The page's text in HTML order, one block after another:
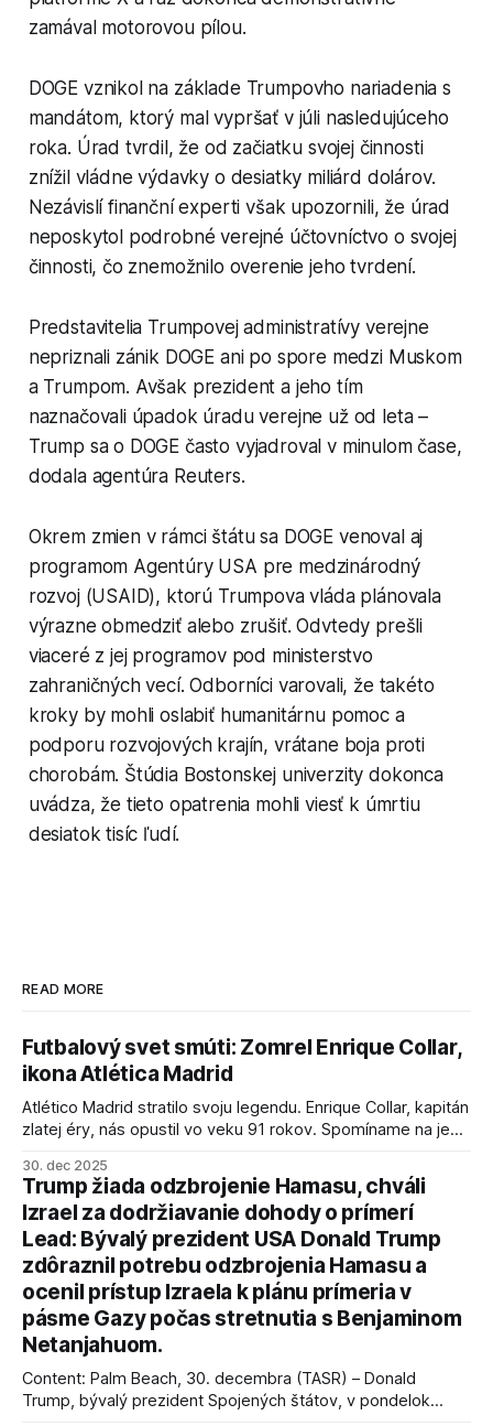
zamával motorovou pílou.
DOGE vznikol na základe Trumpovho nariadenia s
mandátom, ktorý mal vypršať v júli nasledujúceho
roka. Úrad tvrdil, že od začiatku svojej činnosti
znížil vládne výdavky o desiatky miliárd dolárov.
Nezávislí finanční experti však upozornili, že úrad
neposkytol podrobné verejné účtovníctvo o svojej
činnosti, čo znemožnilo overenie jeho tvrdení.
Predstavitelia Trumpovej administratívy verejne
nepriznali zánik DOGE ani po spore medzi Muskom
a Trumpom. Avšak prezident a jeho tím
naznačovali úpadok úradu verejne už od leta –
Trump sa o DOGE často vyjadroval v minulom čase,
dodala agentúra Reuters.
Okrem zmien v rámci štátu sa DOGE venoval aj
programom Agentúry USA pre medzinárodný
rozvoj (USAID), ktorú Trumpova vláda plánovala
výrazne obmedziť alebo zrušiť. Odvtedy prešli
viaceré z jej programov pod ministerstvo
zahraničných vecí. Odborníci varovali, že takéto
kroky by mohli oslabiť humanitárnu pomoc a
podporu rozvojových krajín, vrátane boja proti
chorobám. Štúdia Bostonskej univerzity dokonca
uvádza, že tieto opatrenia mohli viesť k úmrtiu
desiatok tisíc ľudí.
READ MORE
Futbalový svet smúti: Zomrel Enrique Collar,
ikona Atlética Madrid
Atlético Madrid stratilo svoju legendu. Enrique Collar, kapitán
zlatej éry, nás opustil vo veku 91 rokov. Spomíname na jeho
30. dec 2025
Trump žiada odzbrojenie Hamasu, chváli
Izrael za dodržiavanie dohody o prímerí
Lead: Bývalý prezident USA Donald Trump
zdôraznil potrebu odzbrojenia Hamasu a
ocenil prístup Izraela k plánu prímeria v
pásme Gazy počas stretnutia s Benjaminom
Netanjahuom.
Content: Palm Beach, 30. decembra (TASR) – Donald
Trump, bývalý prezident Spojených štátov, v pondelok